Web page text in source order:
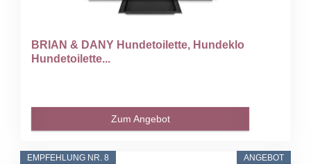
BRIAN & DANY Hundetoilette, Hundeklo
Hundetoilette...
Zum Angebot
ANGEBOT
EMPFEHLUNG NR. 8